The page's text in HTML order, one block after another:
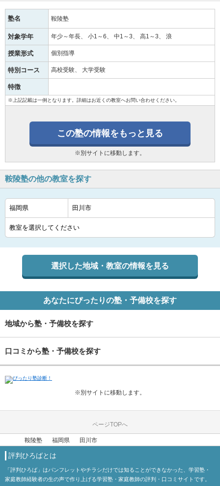
塾名 鞍陵塾
対象学年 年少～年長 小1～6 中1～3 高1～3 浪
授業形式 個別指導
特別コース 高校受験 大学受験
特徴
※上記記載は一例となります。詳細はお近くの教室へお問い合わせください。
この塾の情報をもっと見る
※別サイトに移動します。
鞍陵塾の他の教室を探す
選択した地域・教室の情報を見る
あなたにぴったりの塾・予備校を探す
地域から塾・予備校を探す
口コミから塾・予備校を探す
※別サイトに移動します。
ページTOPへ
鞍陵塾 福岡県 田川市
評判ひろばとは
「評判ひろば」はパンフレットやチラシだけでは知ることができなかった、学習塾・
家庭教師経験者の生の声で作り上げる学習塾・家庭教師の評判・口コミサイトです。